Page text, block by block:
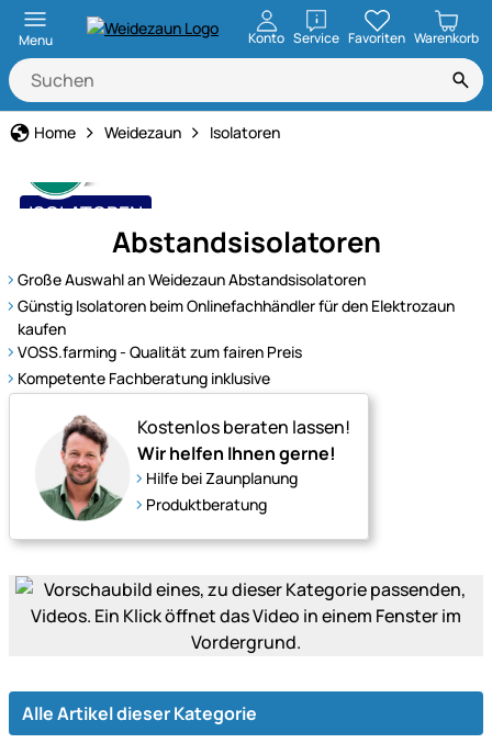
Menu Konto ServiceöffnenFavoriten Warenkorb
Home Weidezaun Isolatoren
ISOLATOREN
bewährt und belastbar
Abstandsisolatoren
Große Auswahl an Weidezaun Abstandsisolatoren
Günstig Isolatoren beim Onlinefachhändler für den Elektrozaun
kaufen
VOSS.farming - Qualität zum fairen Preis
Kompetente Fachberatung inklusive
Kostenlos beraten lassen!
Wir helfen Ihnen gerne!
Hilfe bei Zaunplanung
Produktberatung
Alle Artikel dieser Kategorie